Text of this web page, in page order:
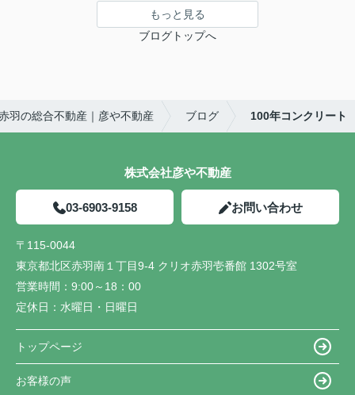
もっと見る
ブログトップへ
羽の総合不動産｜彦や不動産 ブログ 100年コンクリート
株式会社彦や不動産
03-6903-9158 お問い合わせ
〒115-0044
東京都北区赤羽南１丁目9-4 クリオ赤羽壱番館 1302号室
営業時間： 9:00～18：00
定休日： 水曜日・日曜日
トップページ
お客様の声